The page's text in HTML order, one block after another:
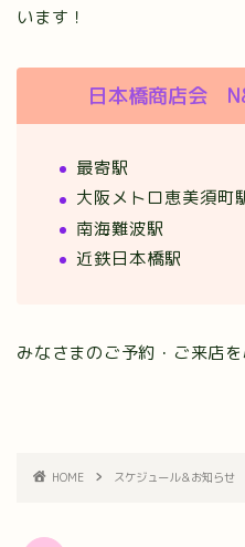
います！
日本橋商店会
最寄駅
大阪メトロ恵美
南海難波
近鉄日本橋
みなさまのご予約・ご来店
HOME スケジュール＆お知らせ